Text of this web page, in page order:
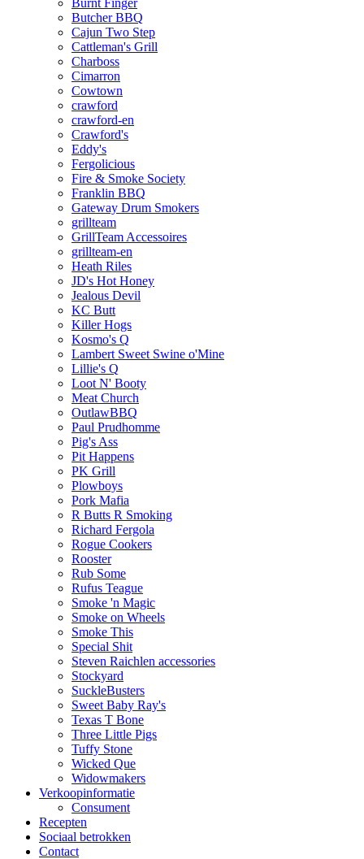
Burnt Finger
Butcher BBQ
Cajun Two Step
Cattleman's Grill
Charboss
Cimarron
Cowtown
crawford
crawford-en
Crawford's
Eddy's
Fergolicious
Fire & Smoke Society
Franklin BBQ
Gateway Drum Smokers
grillteam
GrillTeam Accessoires
grillteam-en
Heath Riles
JD's Hot Honey
Jealous Devil
KC Butt
Killer Hogs
Kosmo's Q
Lambert Sweet Swine o'Mine
Lillie's Q
Loot N' Booty
Meat Church
OutlawBBQ
Paul Prudhomme
Pig's Ass
Pit Happens
PK Grill
Plowboys
Pork Mafia
R Butts R Smoking
Richard Fergola
Rogue Cookers
Rooster
Rub Some
Rufus Teague
Smoke 'n Magic
Smoke on Wheels
Smoke This
Special Shit
Steven Raichlen accessories
Stockyard
SuckleBusters
Sweet Baby Ray's
Texas T Bone
Three Little Pigs
Tuffy Stone
Wicked Que
Widowmakers
Verkoopinformatie
Consument
Recepten
Sociaal betrokken
Contact